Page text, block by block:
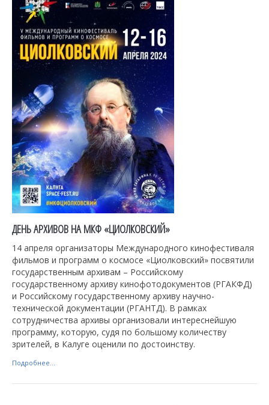
ДЕНЬ АРХИВОВ НА МКФ «ЦИОЛКОВСКИЙ»
14 апреля организаторы Международного кинофестиваля
фильмов и программ о космосе «Циолковский» посвятили
государственным архивам – Российскому
государственному архиву кинофотодокументов (РГАКФД)
и Российскому государственному архиву научно-
технической документации (РГАНТД). В рамках
сотрудничества архивы организовали интереснейшую
программу, которую, судя по большому количеству
зрителей, в Калуге оценили по достоинству.
Подробнее...